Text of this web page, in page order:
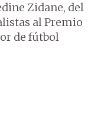
Zidane, del
al Premio
de fútbol